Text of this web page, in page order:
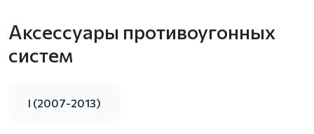
Аксессуары противоугонных
систем
I (2007-2013)